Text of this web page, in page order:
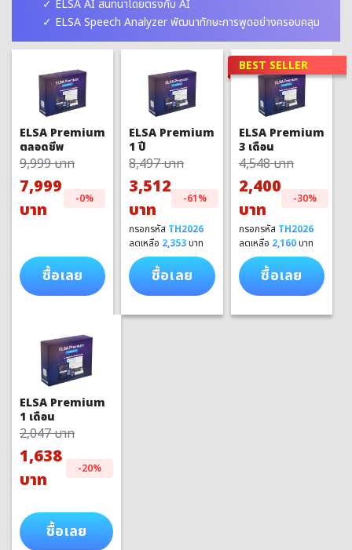
ELSA AI สนทนาโดยตรงกับ AI
ELSA Speech Analyzer พัฒนาทักษะการพูดอย่างครอบคลุม
ELSA Premium
ตลอดชีพ
9,999 บาท
7,999
บาท
-0%
ซื้อเลย
ELSA Premium
1 ปี
8,497 บาท
3,512
บาท
-61%
กรอกรหัส TH2026
ลดเหลือ 2,353บาท
ซื้อเลย
BEST SELLER
ELSA Premium
3 เดือน
4,548 บาท
2,400
บาท
-30%
กรอกรหัส TH2026
ลดเหลือ 2,160บาท
ซื้อเลย
ELSA Premium
1 เดือน
2,047 บาท
1,638
บาท
-20%
ซื้อเลย